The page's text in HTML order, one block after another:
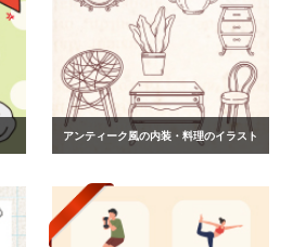
アンティーク風の内装・料理のイラスト